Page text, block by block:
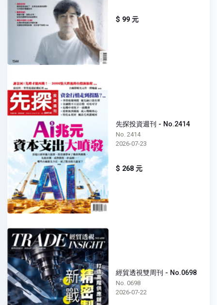
$ 99 元
先探投資週刊 - No.2414
No. 2414
2026-07-23
$ 268 元
經貿透視雙周刊 - No.0698
No. 0698
2026-07-22